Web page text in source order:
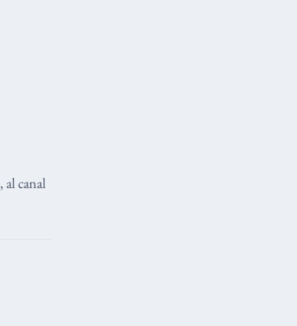
, al canal